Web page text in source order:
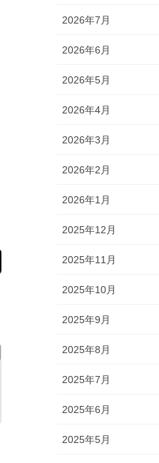
2026年7月
2026年6月
2026年5月
2026年4月
2026年3月
2026年2月
2026年1月
2025年12月
2025年11月
2025年10月
2025年9月
2025年8月
2025年7月
2025年6月
2025年5月